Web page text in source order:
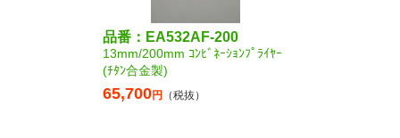
品番：EA532AF-200
13mm/200mm ｺﾝﾋﾞﾈｰｼｮﾝﾌﾟﾗｲﾔｰ
(ﾁﾀﾝ合金製)
65,700円 （税抜）